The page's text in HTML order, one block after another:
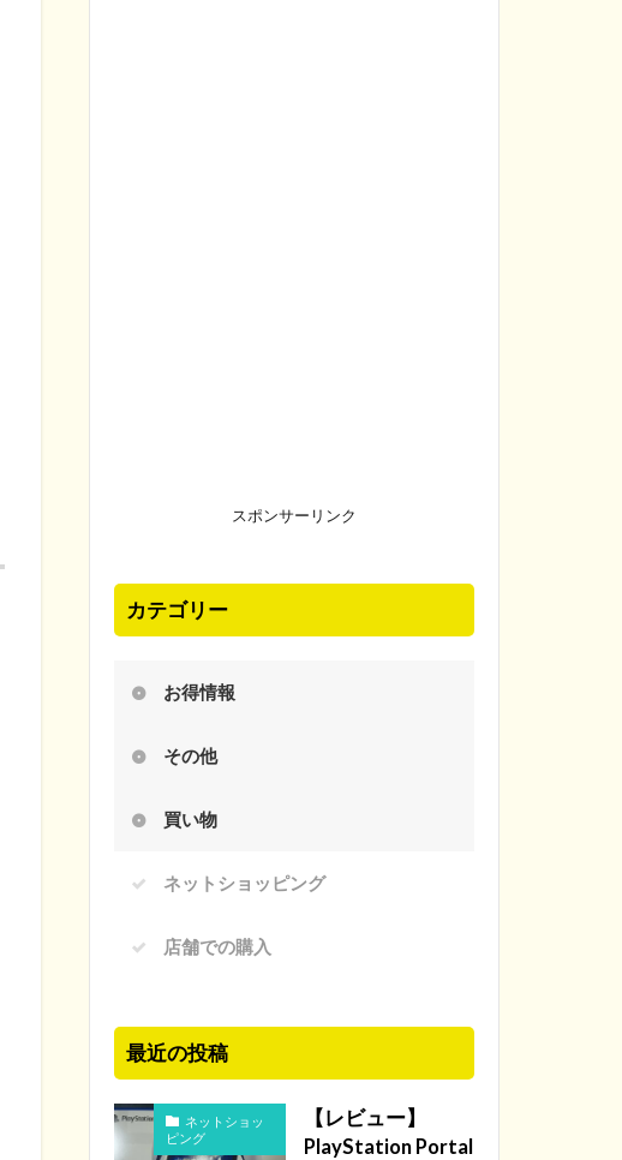
スポンサーリンク
カテゴリー
お得情報
その他
買い物
ネットショッピング
店舗での購入
最近の投稿
ネットショッ
ピング
【レビュー】
PlayStation Portal